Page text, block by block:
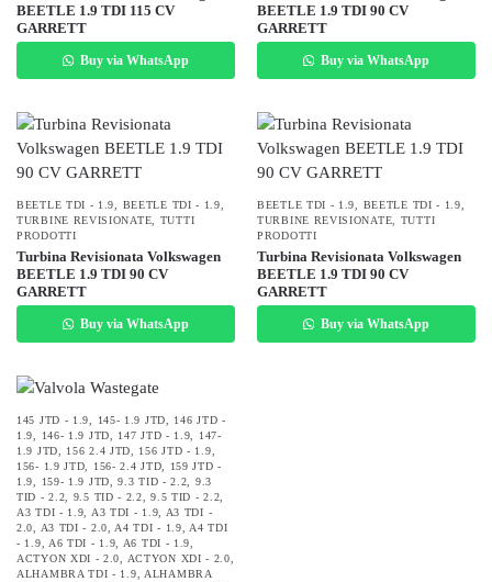
BEETLE 1.9 TDI 115 CV
GARRETT
Buy via WhatsApp
BEETLE 1.9 TDI 90 CV
GARRETT
Buy via WhatsApp
BEETLE TDI - 1.9 BEETLE TDI - 1.9
TURBINE REVISIONATE
TUTTI
PRODOTTI
Turbina Revisionata Volkswagen
BEETLE 1.9 TDI 90 CV
GARRETT
Buy via WhatsApp
BEETLE TDI - 1.9 BEETLE TDI - 1.9
TURBINE REVISIONATE
TUTTI
PRODOTTI
Turbina Revisionata Volkswagen
BEETLE 1.9 TDI 90 CV
GARRETT
Buy via WhatsApp
145 JTD - 1.9 145- 1.9 JTD
146 JTD -
1.9
146- 1.9 JTD 147 JTD - 1.9
147-
1.9 JTD
156 2.4 JTD 156 JTD - 1.9
156- 1.9 JTD
156- 2.4 JTD
159 JTD -
1.9
159- 1.9 JTD ,9.3 TID - 2.2
9.3
TID - 2.2
9.5 TID - 2.2 ,9.5 TID - 2.2
A3 TDI - 1.9
A3 TDI - 1.9
A3 TDI -
2.0
A3 TDI - 2.0 A4 TDI - 1.9
A4 TDI
- 1.9
A6 TDI - 1.9 A6 TDI - 1.9
ACTYON XDI - 2.0
ACTYON XDI - 2.0
ALHAMBRA TDI - 1.9
ALHAMBRA